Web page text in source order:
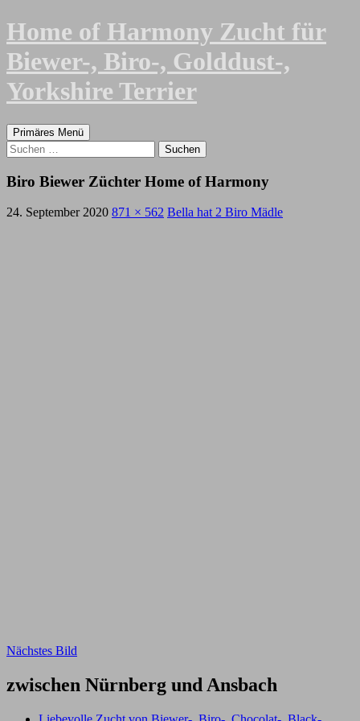
Zum
Inhalt
springen
Home of Harmony Zucht für
Biewer-, Biro-, Golddust-,
Yorkshire Terrier
Suchen
Primäres Menü
Suchen
nach:
Biro Biewer Züchter Home of Harmony
24. September 2020 871 × 562 Bella hat 2 Biro Mädle
Nächstes Bild
zwischen Nürnberg und Ansbach